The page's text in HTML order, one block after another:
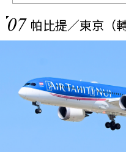
07 帕比提／東京（